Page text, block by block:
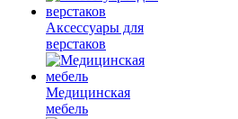
Аксессуары для
верстаков
Медицинская
мебель